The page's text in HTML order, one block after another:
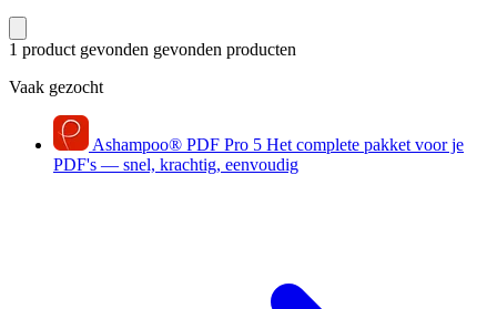
1 product gevonden gevonden producten
Vaak gezocht
Ashampoo® PDF Pro 5 Het complete pakket voor je
PDF's — snel, krachtig, eenvoudig